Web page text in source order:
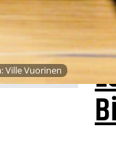
Ville Vuorinen